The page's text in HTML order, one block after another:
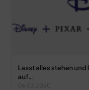
Lasst alles stehen und
auf…